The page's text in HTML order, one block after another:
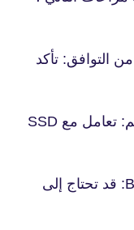
التوافق: تأكد
مع نظامك قبل الشراء التعامل السليم: تعامل مع SSD
لمس الموصلات إعدادات BIOS/UEFI: قد تحتاج إلى